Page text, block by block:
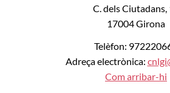
C. dels Ciutadans,
17004 Girona
Telèfon:
Adreça electrònica:
Com arribar-hi